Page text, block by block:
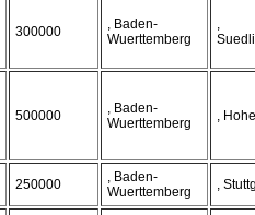
300000
, Baden-
Wuerttemberg
,
500000
, Baden-
Wuerttemberg
,
250000
, Baden-
Wuerttemberg
,